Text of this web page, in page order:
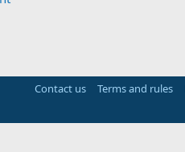
Contact us Terms and rules